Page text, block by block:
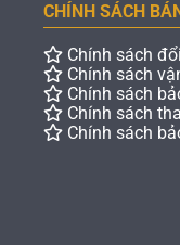
CHÍNH SÁCH
Chính sách
Chính sách
Chính sách
Chính sách
Chính sách